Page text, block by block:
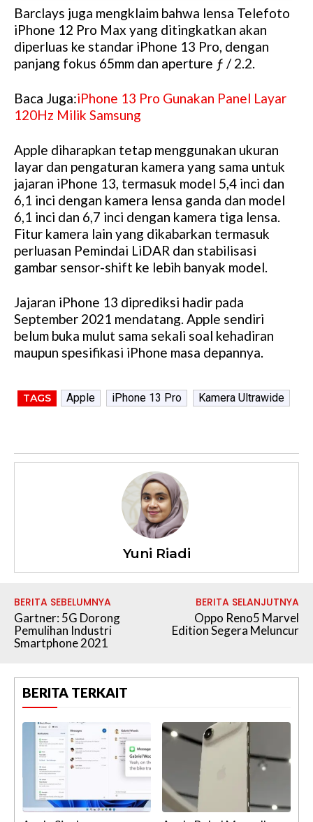
Barclays juga mengklaim bahwa lensa Telefoto
iPhone 12 Pro Max yang ditingkatkan akan
diperluas ke standar iPhone 13 Pro, dengan
panjang fokus 65mm dan aperture ƒ / 2.2.
Baca Juga:iPhone 13 Pro Gunakan Panel Layar
120Hz Milik Samsung
Apple diharapkan tetap menggunakan ukuran
layar dan pengaturan kamera yang sama untuk
jajaran iPhone 13, termasuk model 5,4 inci dan
6,1 inci dengan kamera lensa ganda dan model
6,1 inci dan 6,7 inci dengan kamera tiga lensa.
Fitur kamera lain yang dikabarkan termasuk
perluasan Pemindai LiDAR dan stabilisasi
gambar sensor-shift ke lebih banyak model.
Jajaran iPhone 13 diprediksi hadir pada
September 2021 mendatang. Apple sendiri
belum buka mulut sama sekali soal kehadiran
maupun spesifikasi iPhone masa depannya.
TAGS Apple iPhone 13 Pro Kamera Ultrawide
Yuni Riadi
BERITA SEBELUMNYA
Gartner: 5G Dorong
Pemulihan Industri
Smartphone 2021
BERITA SELANJUTNYA
Oppo Reno5 Marvel
Edition Segera Meluncur
BERITA TERKAIT